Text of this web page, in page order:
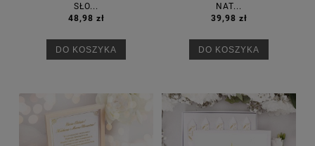
SŁO...
48,98 zł
DO KOSZYKA
NAT...
39,98 zł
DO KOSZYKA